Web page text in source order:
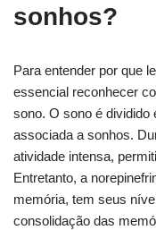
sonhos?
Para entender por que
essencial reconhecer
sono. O sono é
associada a sonhos.
atividade intensa,
Entretanto, a
memória, tem seus
consolidação das